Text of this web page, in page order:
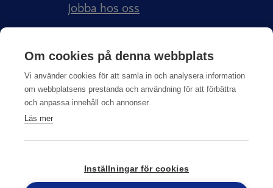
Jobba hos oss
Anticimex Försäkringar AB
Integritetspolicy
Om cookies på denna webbplats
Vi använder cookies för att samla in och analysera information
om webbplatsens prestanda och användning för att förbättra
och anpassa innehåll och annonser.
Läs mer
Inställningar för cookies